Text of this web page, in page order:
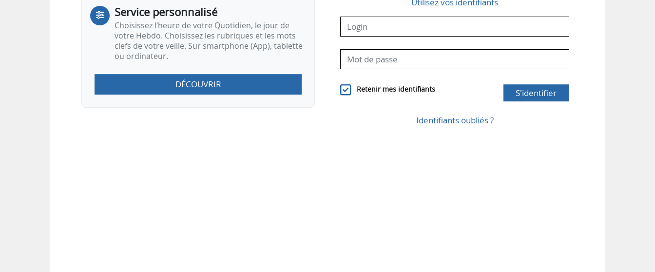
Service personnalisé
Choisissez l‘heure de votre Quotidien, le jour de
votre Hebdo. Choisissez les rubriques et les mots
clefs de votre veille. Sur smartphone (App), tablette
ou ordinateur.
DÉCOUVRIR Retenir mes identifiants S'identifier
Identifiants oubliés ?